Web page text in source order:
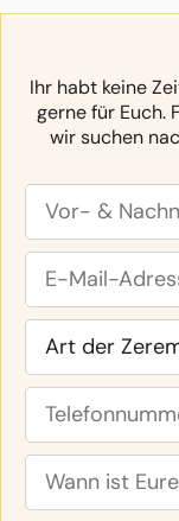
Ihr habt keine
gerne für Euch.
wir suchen